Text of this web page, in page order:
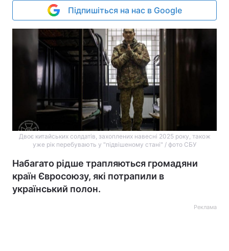
Підпишіться на нас в Google
Двоє китайських солдатів, захоплених навесні 2025 року, також
уже рік перебувають у "підвішеному стані" / фото СБУ
Набагато рідше трапляються громадяни
країн Євросоюзу, які потрапили в
український полон.
Реклама